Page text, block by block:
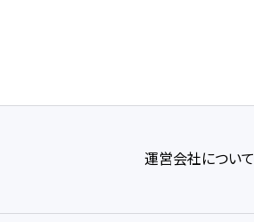
運営会社について